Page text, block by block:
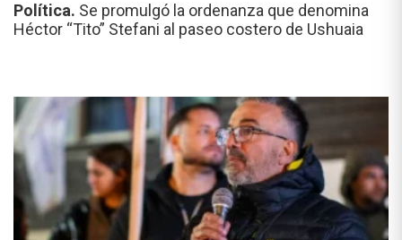
Política. Se promulgó la ordenanza que denomina
Héctor “Tito” Stefani al paseo costero de Ushuaia